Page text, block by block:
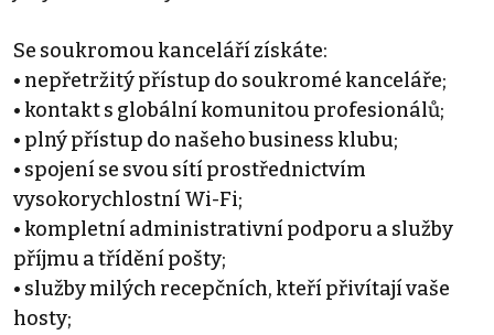
Se soukromou kanceláří získáte:
• nepřetržitý přístup do soukromé kanceláře;
• kontakt s globální komunitou profesionálů;
• plný přístup do našeho business klubu;
• spojení se svou sítí prostřednictvím
vysokorychlostní Wi-Fi;
• kompletní administrativní podporu a služby
příjmu a třídění pošty;
• služby milých recepčních, kteří přivítají vaše
hosty;